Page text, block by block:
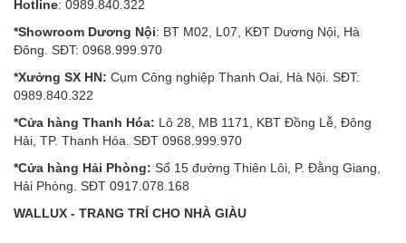
Hotline: 0989.840.322
*Showroom Dương Nội: BT M02, L07, KĐT Dương Nội, Hà
Đông. SĐT: 0968.999.970
*Xưởng SX HN: Cụm Công nghiệp Thanh Oai, Hà Nội. SĐT:
0989.840.322
*Cửa hàng Thanh Hóa: Lô 28, MB 1171, KBT Đồng Lễ, Đông
Hải, TP. Thanh Hóa. SĐT 0968.999.970
*Cửa hàng Hải Phòng: Số 15 đường Thiên Lôi, P. Đằng Giang,
Hải Phòng. SĐT 0917.078.168
WALLUX - TRANG TRÍ CHO NHÀ GIÀU